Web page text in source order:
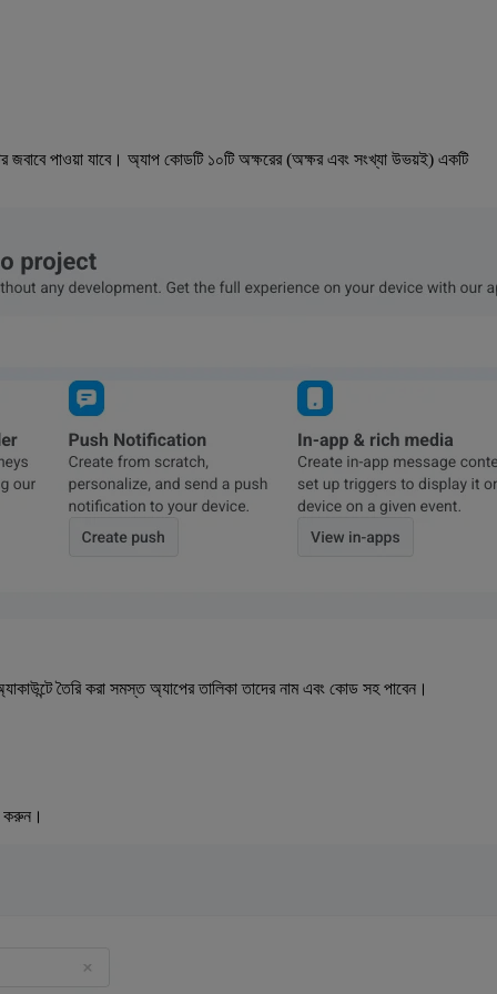
জবাবে পাওয়া যাবে। অ্যাপ কোডটি ১০টি অক্ষরের (অক্ষর এবং সংখ্যা উভয়ই) একটি
তৈরি করা সমস্ত অ্যাপের তালিকা তাদের নাম এবং কোড সহ পাবেন।
করুন।